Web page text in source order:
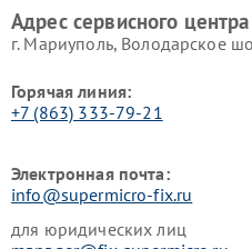
Адрес сервисного
г. Мариуполь, Володарское
Горячая линия:
+7 (863) 333-79-21
Электронная почта:
info@supermicro-fix.ru
для юридических лиц